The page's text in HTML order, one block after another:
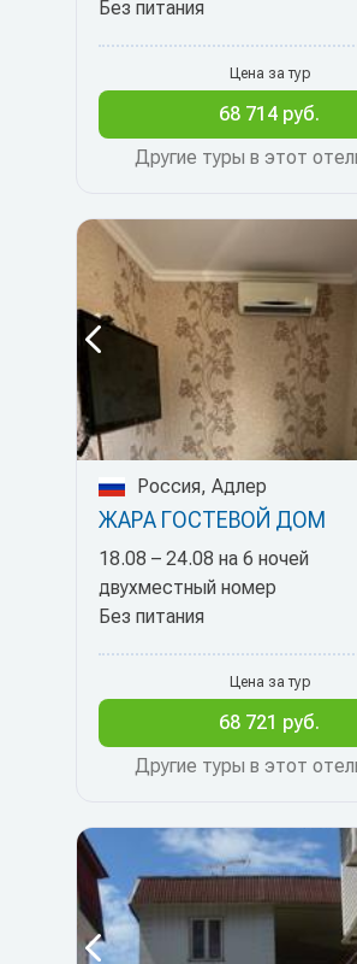
Без питания
Другие туры в этот
Цена за тур
68 714 руб.
Россия, Адлер
ЖАРА ГОСТЕВОЙ ДОМ
18.08 – 24.08 на 6 ночей
двухместный номер
Без питания
Другие туры в этот
Цена за тур
68 721 руб.